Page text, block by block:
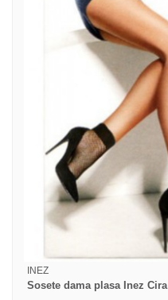
INEZ
Sosete dama plasa Inez Cira